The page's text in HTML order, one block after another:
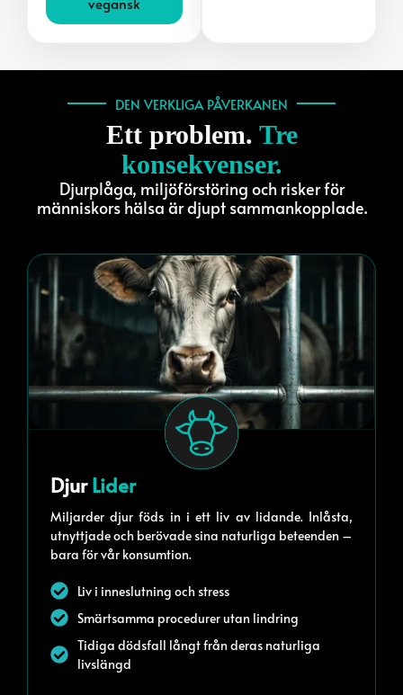
DEN VERKLIGA PÅVERKANEN
Ett problem. Tre
konsekvenser.
Djurplåga, miljöförstöring och risker för
människors hälsa är djupt sammankopplade.
DjurLider
Miljarder djur föds in i ett liv av lidande. Inlåsta,
utnyttjade och berövade sina naturliga beteenden –
bara för vår konsumtion.
Liv i inneslutning och stress
Smärtsamma procedurer utan lindring
Tidiga dödsfall långt från deras naturliga
livslängd